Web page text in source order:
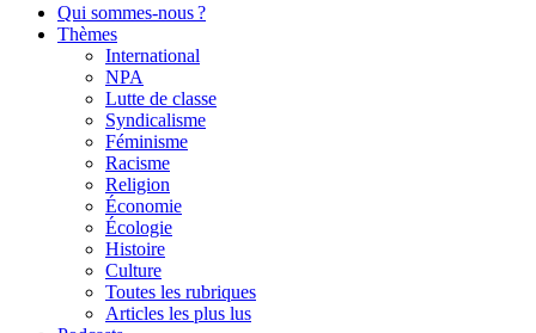
Qui sommes-nous ?
Thèmes
International
NPA
Lutte de classe
Syndicalisme
Féminisme
Racisme
Religion
Économie
Écologie
Histoire
Culture
Toutes les rubriques
Articles les plus lus